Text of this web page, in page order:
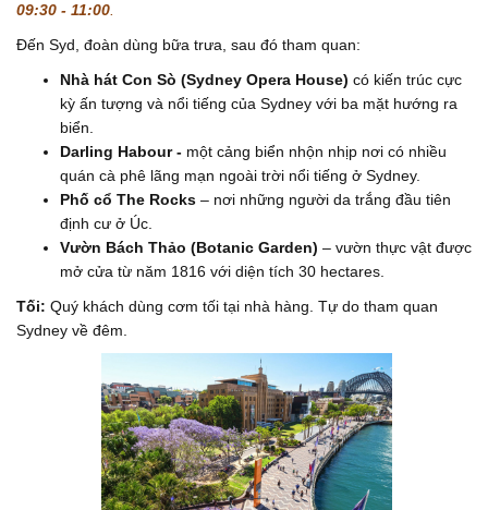
09:30 - 11:00
Đến Syd, đoàn dùng bữa trưa, sau đó tham quan:
Nhà hát Con Sò (Sydney Opera House) có kiến trúc cực
kỳ ấn tượng và nổi tiếng của Sydney với ba mặt hướng ra
biển.
Darling Habour - một cảng biển nhộn nhịp nơi có nhiều
quán cà phê lãng mạn ngoài trời nổi tiếng ở Sydney.
Phố cổ The Rocks – nơi những người da trắng đầu tiên
định cư ở Úc.
Vườn Bách Thảo (Botanic Garden) – vườn thực vật được
mở cửa từ năm 1816 với diện tích 30 hectares.
Tối: Quý khách dùng cơm tối tại nhà hàng. Tự do tham quan
Sydney về đêm.